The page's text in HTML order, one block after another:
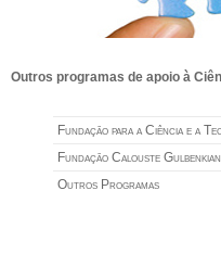
Outros programas de apoio à
Fundação para a Ciência e a
Fundação Calouste Gulbenkian
Outros Programas